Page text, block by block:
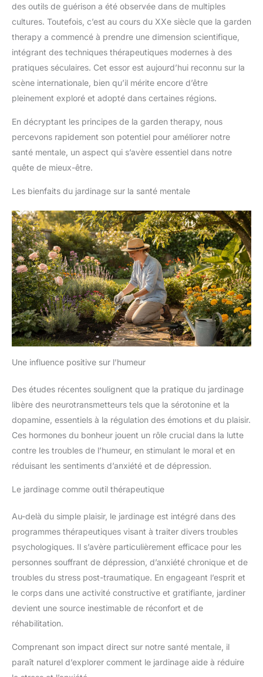
des outils de guérison a été observée dans de multiples
cultures. Toutefois, c’est au cours du XXe siècle que la garden
therapy a commencé à prendre une dimension scientifique,
intégrant des techniques thérapeutiques modernes à des
pratiques séculaires. Cet essor est aujourd’hui reconnu sur la
scène internationale, bien qu’il mérite encore d’être
pleinement exploré et adopté dans certaines régions.
En décryptant les principes de la garden therapy, nous
percevons rapidement son potentiel pour améliorer notre
santé mentale, un aspect qui s’avère essentiel dans notre
quête de mieux-être.
Les bienfaits du jardinage sur la santé mentale
Une influence positive sur l’humeur
Des études récentes soulignent que la pratique du jardinage
libère des neurotransmetteurs tels que la sérotonine et la
dopamine, essentiels à la régulation des émotions et du plaisir.
Ces hormones du bonheur jouent un rôle crucial dans la lutte
contre les troubles de l’humeur, en stimulant le moral et en
réduisant les sentiments d’anxiété et de dépression.
Le jardinage comme outil thérapeutique
Au-delà du simple plaisir, le jardinage est intégré dans des
programmes thérapeutiques visant à traiter divers troubles
psychologiques. Il s’avère particulièrement efficace pour les
personnes souffrant de dépression, d’anxiété chronique et de
troubles du stress post-traumatique. En engageant l’esprit et
le corps dans une activité constructive et gratifiante, jardiner
devient une source inestimable de réconfort et de
réhabilitation.
Comprenant son impact direct sur notre santé mentale, il
paraît naturel d’explorer comment le jardinage aide à réduire